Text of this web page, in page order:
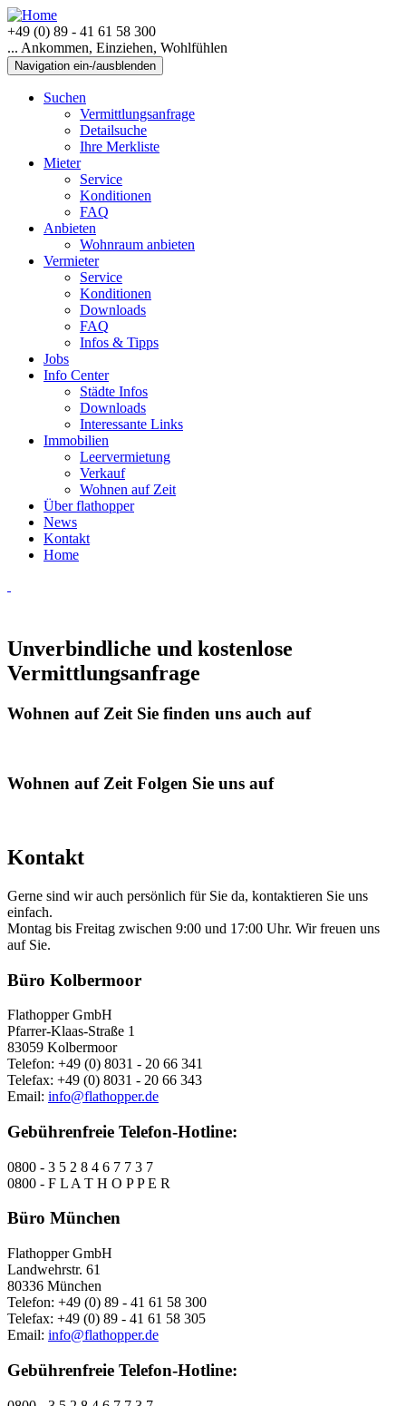
+49 (0) 89 - 41 61 58 300
... Ankommen, Einziehen, Wohlfühlen
Navigation ein-/ausblenden
Suchen
Vermittlungsanfrage
Detailsuche
Ihre Merkliste
Mieter
Service
Konditionen
FAQ
Anbieten
Wohnraum anbieten
Vermieter
Service
Konditionen
Downloads
FAQ
Infos & Tipps
Jobs
Info Center
Städte Infos
Downloads
Interessante Links
Immobilien
Leervermietung
Verkauf
Wohnen auf Zeit
Über flathopper
News
Kontakt
Home
Unverbindliche und kostenlose
Vermittlungsanfrage
Wohnen auf Zeit Sie finden uns auch auf
Wohnen auf ZeitFolgen Sie uns auf
Kontakt
Gerne sind wir auch persönlich für Sie da, kontaktieren Sie uns
einfach.
Montag bis Freitag zwischen 9:00 und 17:00 Uhr. Wir freuen uns
auf Sie.
Büro Kolbermoor
Flathopper GmbH
Pfarrer-Klaas-Straße 1
83059 Kolbermoor
Telefon: +49 (0) 8031 - 20 66 341
Telefax: +49 (0) 8031 - 20 66 343
Email: info@flathopper.de
Gebührenfreie Telefon-Hotline:
0800 - 3 5 2 8 4 6 7 7 3 7
0800 - F L A T H O P P E R
Büro München
Flathopper GmbH
Landwehrstr. 61
80336 München
Telefon: +49 (0) 89 - 41 61 58 300
Telefax: +49 (0) 89 - 41 61 58 305
Email: info@flathopper.de
Gebührenfreie Telefon-Hotline: